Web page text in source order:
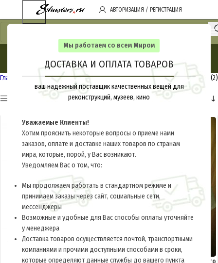
Мы работаем со всем Миром
ДОСТАВКА И ОПЛАТА ТОВАРОВ
ваш надежный поставщик качественных вещей для
реконструкций, музеев, кино
Уважаемые Клиенты!
Хотим прояснить некоторые вопросы о приеме нами
заказов, оплате и доставке наших товаров по странам
мира, которые, порой, у Вас возникают.
Уведомляем Вас о том, что:
Мы продолжаем работать в стандартном режиме и
принимаем заказы через сайт, социальные сети,
мессенджеры
Возможные и удобные для Вас способы оплаты уточняйте
у менеджера
Доставка товаров осуществляется почтой, транспортными
компаниями и прочими доступными способами в сроки,
которые определяют данные службы до вашего пункта
АВТОРИЗАЦИЯ / РЕГИСТРАЦИЯ
Жилет
Categories
Главная Товары с меткой «Жилет» Показаны все (2)
Показать Категории